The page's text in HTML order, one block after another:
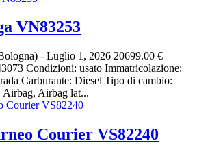
VN83253
- Luglio 1, 2026 20699.00 €
Condizioni: usato Immatricolazione:
Carburante: Diesel Tipo di cambio:
Airbag lat...
Courier VS82240